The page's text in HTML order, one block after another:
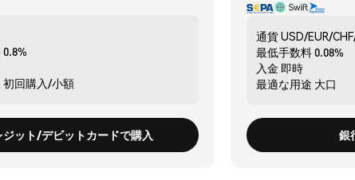
0.8%
初回購入/小額
ジット/デビットカードで購入
通貨USD/EUR/
最低手数料0.08%
入金 即時
最適な用途 大口
銀